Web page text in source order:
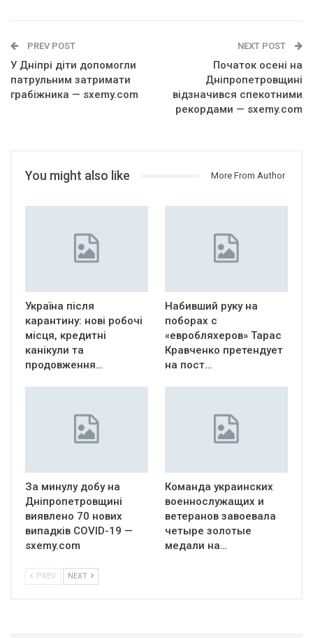
PREV POST
У Дніпрі діти допомогли
патрульним затримати
грабіжника — sxemy.com
NEXT POST
Початок осені на
Дніпропетровщині
відзначився спекотними
рекордами — sxemy.com
You might also like More From Author
Україна після
карантину: нові робочі
місця, кредитні
канікули та
продовження…
Набивший руку на
поборах с
«евробляхеров» Тарас
Кравченко претендует
на пост…
За минулу добу на
Дніпропетровщині
виявлено 70 нових
випадків COVID-19 —
sxemy.com
Команда украинских
военнослужащих и
ветеранов завоевала
четыре золотые
медали на…
PREV NEXT